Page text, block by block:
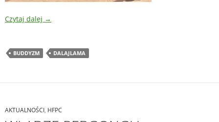
Czytaj dalej →
BUDDYZM DALAJLAMA
AKTUALNOŚCI, HFPC